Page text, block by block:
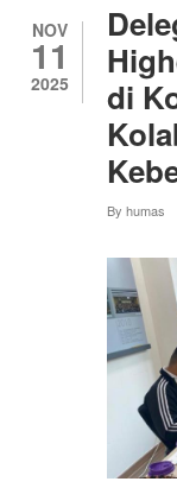
NOV
11
2025
di
By humas